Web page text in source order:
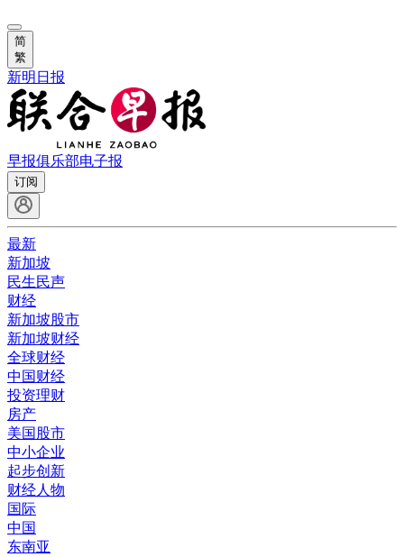
简
繁
新明日报
早报俱乐部电子报
订阅
最新
新加坡
民生民声
财经
新加坡股市
新加坡财经
全球财经
中国财经
投资理财
房产
美国股市
中小企业
起步创新
财经人物
国际
中国
东南亚